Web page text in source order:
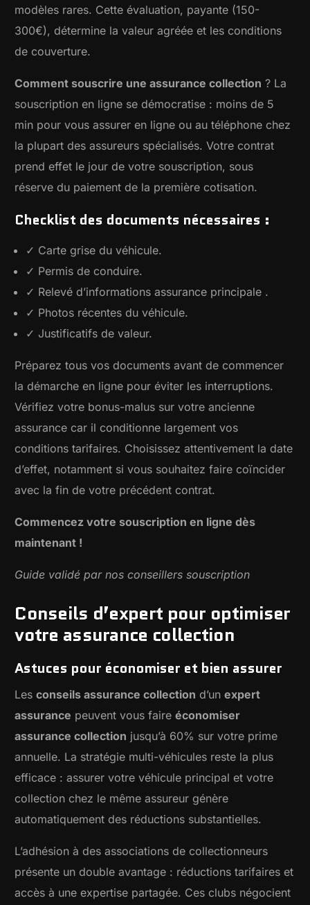
modèles rares. Cette évaluation, payante (150-
300€), détermine la valeur agréée et les conditions
de couverture.
Comment souscrire une assurance collection ? La
souscription en ligne se démocratise : moins de 5
min pour vous assurer en ligne ou au téléphone chez
la plupart des assureurs spécialisés. Votre contrat
prend effet le jour de votre souscription, sous
réserve du paiement de la première cotisation.
Checklist des documents nécessaires :
✓ Carte grise du véhicule.
✓ Permis de conduire.
✓ Relevé d’informations assurance principale .
✓ Photos récentes du véhicule.
✓ Justificatifs de valeur.
Préparez tous vos documents avant de commencer
la démarche en ligne pour éviter les interruptions.
Vérifiez votre bonus-malus sur votre ancienne
assurance car il conditionne largement vos
conditions tarifaires. Choisissez attentivement la date
d’effet, notamment si vous souhaitez faire coïncider
avec la fin de votre précédent contrat.
Commencez votre souscription en ligne dès
maintenant !
Guide validé par nos conseillers souscription
Conseils d’expert pour optimiser
votre assurance collection
Astuces pour économiser et bien assurer
Lesconseils assurance collection d’unexpert
assurance peuvent vous faireéconomiser
assurance collection jusqu’à 60% sur votre prime
annuelle. La stratégie multi-véhicules reste la plus
efficace : assurer votre véhicule principal et votre
collection chez le même assureur génère
automatiquement des réductions substantielles.
L’adhésion à des associations de collectionneurs
présente un double avantage : réductions tarifaires et
accès à une expertise partagée. Ces clubs négocient